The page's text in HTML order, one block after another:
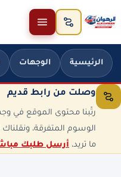
تخطَّ إلى المحتوى
الرئيسية الوجهات
وصلت من رابط قديم
رتّبنا محتوى الموقع في
الوسوم المتفرقة،
ما تريد، أرسل طلبك